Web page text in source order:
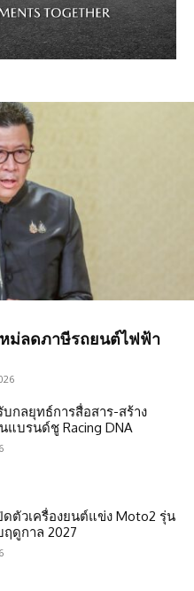
หม่ลดภาษีรถยนต์ไฟฟ้า
บกลยุทธ์การสื่อสาร-สร้าง
แบรนด์ชู Racing DNA
ดตัวเครื่องยนต์แข่ง Moto2 รุ่น
ดูกาล 2027